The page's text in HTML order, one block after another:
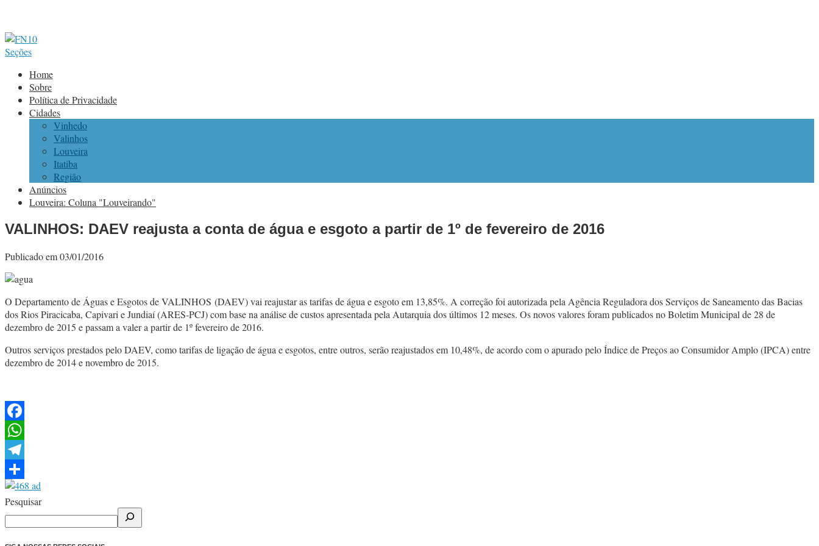
Seções
Home
Sobre
Política de Privacidade
Cidades
Vinhedo
Valinhos
Louveira
Itatiba
Região
Anúncios
Louveira: Coluna "Louveirando"
VALINHOS: DAEV reajusta a conta de água e esgoto a partir de 1º de fevereiro de 2016
Publicado em 03/01/2016
O Departamento de Águas e Esgotos de VALINHOS (DAEV) vai reajustar as tarifas de água e esgoto em 13,85%. A correção foi autorizada pela Agência Reguladora dos Serviços de Saneamento das Bacias
dos Rios Piracicaba, Capivari e Jundiaí (ARES-PCJ) com base na análise de custos apresentada pela Autarquia dos últimos 12 meses. Os novos valores foram publicados no Boletim Municipal de 28 de
dezembro de 2015 e passam a valer a partir de 1º fevereiro de 2016.
Outros serviços prestados pelo DAEV, como tarifas de ligação de água e esgotos, entre outros, serão reajustados em 10,48%, de acordo com o apurado pelo Índice de Preços ao Consumidor Amplo (IPCA) entre
dezembro de 2014 e novembro de 2015.
Facebook
WhatsApp
Telegram
Share
Pesquisar